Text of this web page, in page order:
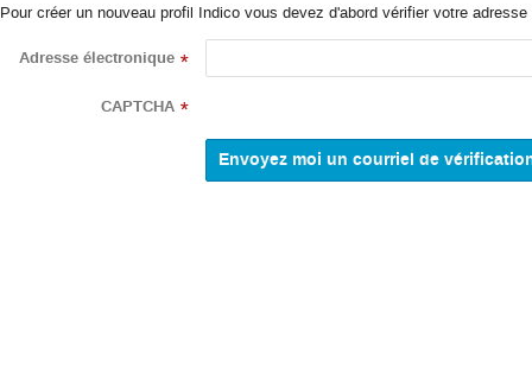
Pour créer un nouveau profil Indico vous devez d'abord vérifier votre
Adresse électronique *
CAPTCHA *